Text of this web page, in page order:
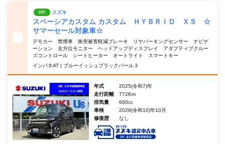
UP! スズキ
スペーシアカスタム カスタム ＨＹＢＲＩＤ ＸＳ ☆
サマーセール対象車☆
デモカー 禁煙車 衝突被害軽減ブレーキ リヤパーキングセンサー ナビゲ
ーション 全方位モニター ヘッドアップディスプレイ アダプティブクルー
ズコントロール シートヒーター オートライト スマートキー
インパネAT | ブルーイッシュブラックパール３
年式
2025(令和7)年
走行距離
772Km
排気量
660cc
車検
2028(令和10)年10月
修復歴
なし